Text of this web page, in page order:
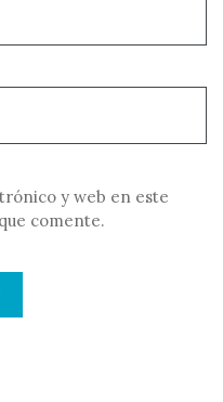
y web en este
comente.